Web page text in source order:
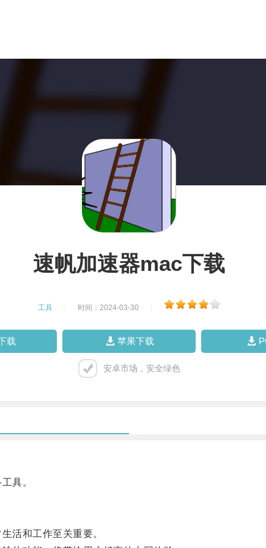
速帆加速器mac下载
工具 时间：2024-03-30
载 苹果下载
安卓市场，安全绿色
具。
活和工作至关重要。